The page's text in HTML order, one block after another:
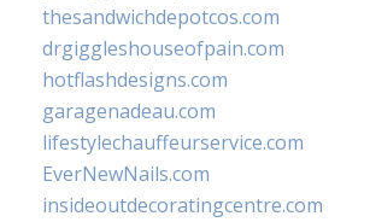
thesandwichdepotcos.com
drgiggleshouseofpain.com
hotflashdesigns.com
garagenadeau.com
lifestylechauffeurservice.com
EverNewNails.com
insideoutdecoratingcentre.com